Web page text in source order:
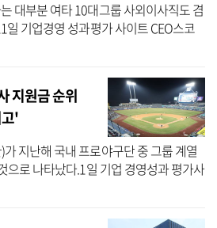
대부분 여타 10대그룹 사외이사직도 겸
일 기업경영 성과평가 사이트 CEO스코
보고서를 제출한 삼성 계열사 사외이
지원금 순위
'
지난해 국내 프로야구단 중 그룹 계열
으로 나타났다.1일 기업 경영성과 평가사
)에 따르면 지난해 계열사 광고 및 지원